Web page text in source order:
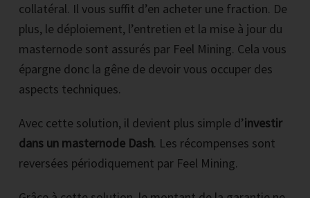
collatéral. Il vous suffit d’en acheter une fraction. De
plus, le déploiement, l’entretien et la mise à jour du
masternode sont assurés par Feel Mining. Cela vous
épargne donc la gêne de devoir vous occuper des
aspects techniques.
Avec cette solution, il devient plus simple d’investir
dans un masternode Dash. Les récompenses sont
reversées périodiquement par Feel Mining.